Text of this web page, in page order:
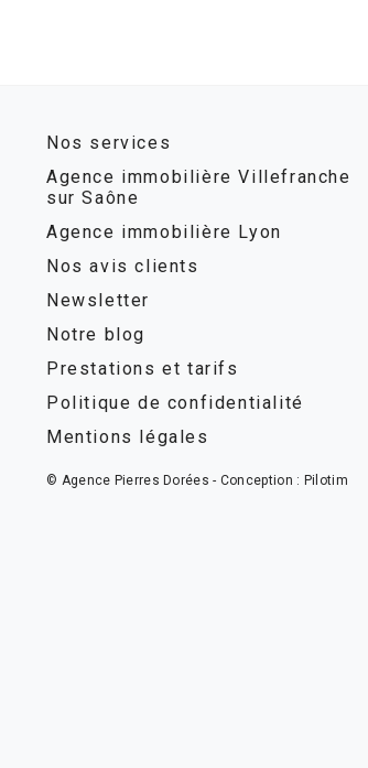
Nos services
Agence immobilière Villefranche
sur Saône
Agence immobilière Lyon
Nos avis clients
Newsletter
Notre blog
Prestations et tarifs
Politique de confidentialité
Mentions légales
© Agence Pierres Dorées - Conception : Pilotim